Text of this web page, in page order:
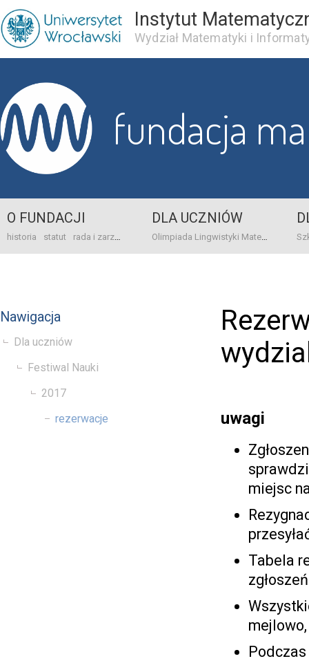
Instytut
Wydział Matematyki i
fundacja
O FUNDACJI
historia statut rada i zarząd dane bankowo-adresowe kontakt
DLA UCZNIÓW
Olimpiada Lingwistyki Matematycznej
Nawigacja
Dla uczniów
Festiwal Nauki
2017
rezerwacje
uwagi
miejsc
Tabela